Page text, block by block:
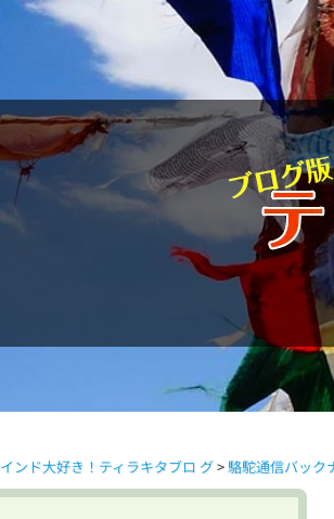
インド大好き！ティラキタブロ グ>駱駝通信バック